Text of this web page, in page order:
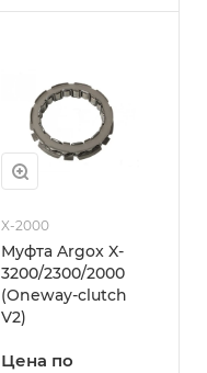
X-2000
Муфта Argox X-
3200/2300/2000
(Oneway-clutch
V2)
Цена по